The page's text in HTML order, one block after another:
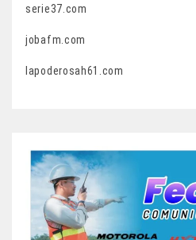
serie37.com
jobafm.com
lapoderosah61.com